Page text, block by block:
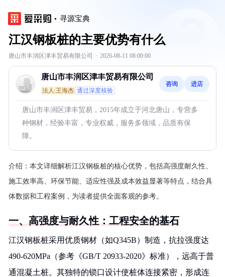
寻源宝典
江汉钢板桩的主要优势有什么
唐山市丰润区津丰贸易有限公司 · 2026-08-11 08:00:00
唐山市丰润区津丰贸易有限公司
法人:王海杰 通过深度核验
咨询 进店
唐山市丰润区津丰贸易，2015年成立于河北唐山，专营多
种钢材，经验丰富，专业权威，服务多领域，品质有保
障。
介绍： 本文详细解析江汉钢板桩的核心优势，包括高强度耐久性、
施工效率高、环保节能、适应性强及成本效益显著等特点，结合具
体数据和工程案例，为读者提供全面客观的参考。
一、高强度与耐久性：工程安全的基石
江汉钢板桩采用优质钢材（如Q345B）制造，抗拉强度达
490-620MPa（参考《GB/T 20933-2020》标准），远高于普
通混凝土桩。其独特的锁口设计使桩体连接紧密，形成连